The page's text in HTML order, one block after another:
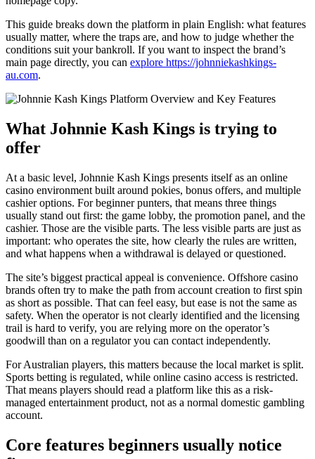
This guide breaks down the platform in plain English: what features
usually matter, where the traps are, and how to judge whether the
conditions suit your bankroll. If you want to inspect the brand’s
main page directly, you can explore https://johnniekashkings-
au.com.
What Johnnie Kash Kings is trying to
offer
At a basic level, Johnnie Kash Kings presents itself as an online
casino environment built around pokies, bonus offers, and multiple
cashier options. For beginner punters, that means three things
usually stand out first: the game lobby, the promotion panel, and the
cashier. Those are the visible parts. The less visible parts are just as
important: who operates the site, how clearly the rules are written,
and what happens when a withdrawal is delayed or questioned.
The site’s biggest practical appeal is convenience. Offshore casino
brands often try to make the path from account creation to first spin
as short as possible. That can feel easy, but ease is not the same as
safety. When the operator is not clearly identified and the licensing
trail is hard to verify, you are relying more on the operator’s
goodwill than on a regulator you can contact independently.
For Australian players, this matters because the local market is split.
Sports betting is regulated, while online casino access is restricted.
That means players should read a platform like this as a risk-
managed entertainment product, not as a normal domestic gambling
account.
Core features beginners usually notice